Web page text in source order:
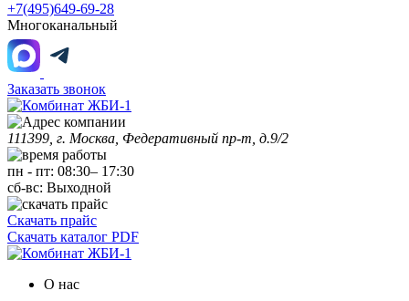
+7(495)649-69-28
Многоканальный
Заказать звонок
111399, г. Москва, Федеративный пр-т, д.9/2
пн - пт: 08:30– 17:30
сб-вс: Выходной
Скачать прайс
Скачать каталог PDF
О нас